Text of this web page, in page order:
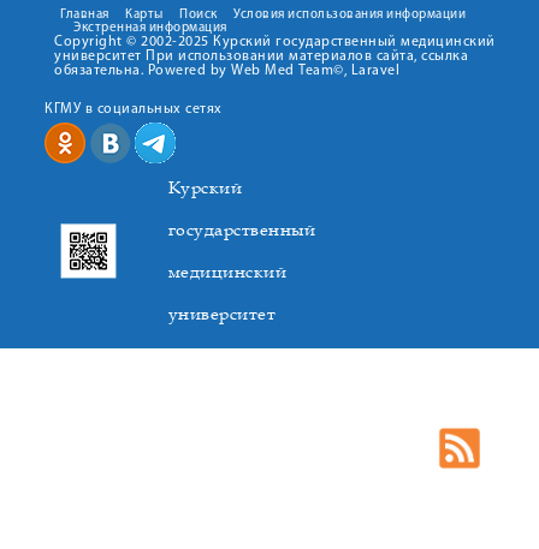
Главная Карты Поиск
Условия использования информации
Экстренная информация
Copyright © 2002-2025 Курский государственный медицинский
университет При использовании материалов сайта, ссылка
обязательна. Powered by Web Med Team©, Laravel
КГМУ в социальных сетях
Курский
государственный
медицинский
университет